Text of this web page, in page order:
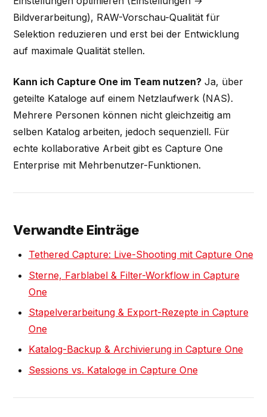
Bildverarbeitung), RAW-Vorschau-Qualität für
Selektion reduzieren und erst bei der Entwicklung
auf maximale Qualität stellen.
Kann ich Capture One im Team nutzen? Ja, über
geteilte Kataloge auf einem Netzlaufwerk (NAS).
Mehrere Personen können nicht gleichzeitig am
selben Katalog arbeiten, jedoch sequenziell. Für
echte kollaborative Arbeit gibt es Capture One
Enterprise mit Mehrbenutzer-Funktionen.
Verwandte Einträge
Tethered Capture: Live-Shooting mit Capture One
Sterne, Farblabel & Filter-Workflow in Capture
One
Stapelverarbeitung & Export-Rezepte in Capture
One
Katalog-Backup & Archivierung in Capture One
Sessions vs. Kataloge in Capture One